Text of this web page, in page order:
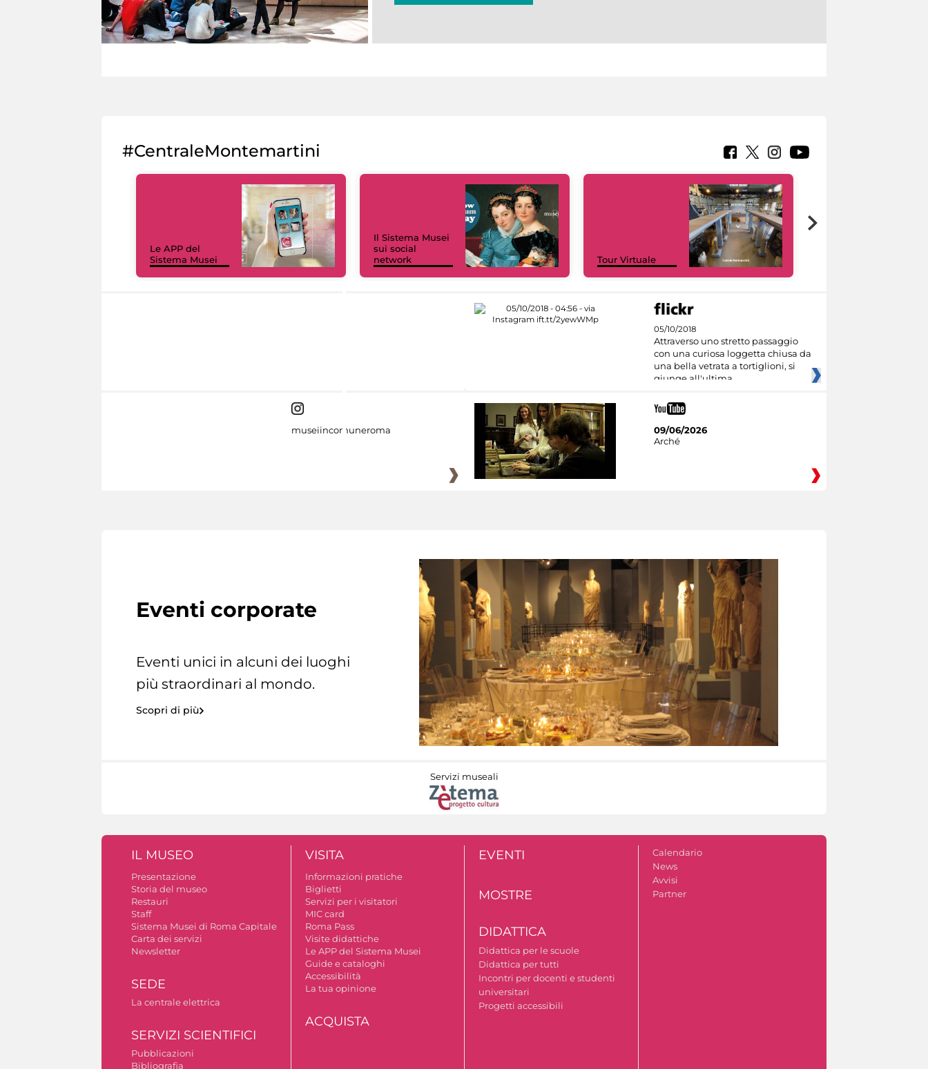
#CentraleMontemartini
Le APP del
Sistema Musei
Il Sistema Musei
sui social
network
Tour Virtuale
05/10/2018
Attraverso uno stretto passaggio
con una curiosa loggetta chiusa da
una bella vetrata a tortiglioni, si
giunge all'ultima
museiincomuneroma
09/06/2026
Arché
Eventi corporate
Eventi unici in alcuni dei luoghi
più straordinari al mondo.
Scopri di più
Servizi museali
IL MUSEO
Presentazione
Storia del museo
Restauri
Staff
Sistema Musei di Roma Capitale
Carta dei servizi
Newsletter
SEDE
La centrale elettrica
SERVIZI SCIENTIFICI
Pubblicazioni
Bibliografia
VISITA
Informazioni pratiche
Biglietti
Servizi per i visitatori
MIC card
Roma Pass
Visite didattiche
Le APP del Sistema Musei
Guide e cataloghi
Accessibilità
La tua opinione
ACQUISTA
EVENTI
MOSTRE
DIDATTICA
Didattica per le scuole
Didattica per tutti
Incontri per docenti e studenti
universitari
Progetti accessibili
Calendario
News
Avvisi
Partner